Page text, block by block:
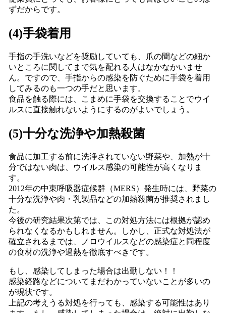
ずだからです。
(4)手袋着用
手指の手洗いなどを奨励していても、爪の間などの細か
いところに関してまで気を配れる人はなかなかいませ
ん。ですので、手指からの感染を防ぐために手袋を着用
してみるのも一つの手だと思います。
食品を触る際には、こまめに手袋を交換することでウイ
ルスに直接触れないようにするのがよいでしょう。
(5)十分な洗浄や加熱殺菌
食品に加工する前に洗浄されていない野菜や、加熱が十
分ではない肉は、ウイルス感染の可能性が高くなりま
す。
2012年の中東呼吸器症候群（MERS）発生時には、野菜の
十分な洗浄や肉・乳製品などの加熱殺菌が推奨されまし
た。
今後の研究結果次第では、この対処方法には根拠が認め
られなくなるかもしれません。しかし、正式な対処法が
確立されるまでは、ノロウイルスなどの感染症と同程度
の食材の洗浄や過熱を徹底すべきです。
もし、感染してしまった場合は出勤しない！！
感染経路などについてまだわかっていないことが多いの
が現状です。
上記の考えうる対処を行っても、感染する可能性はあり